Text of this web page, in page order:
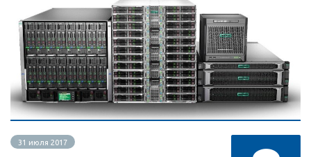
31 июля 2017